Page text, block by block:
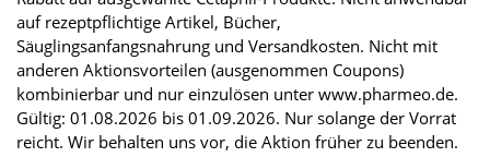
auf rezeptpflichtige Artikel, Bücher,
Säuglingsanfangsnahrung und Versandkosten. Nicht mit
anderen Aktionsvorteilen (ausgenommen Coupons)
kombinierbar und nur einzulösen unter www.pharmeo.de.
Gültig: 01.08.2026 bis 01.09.2026. Nur solange der Vorrat
reicht. Wir behalten uns vor, die Aktion früher zu beenden.